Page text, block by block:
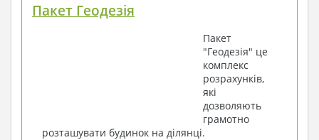
Пакет Геодезія
Пакет
"Геодезія" це
комплекс
розрахунків,
які
дозволяють
грамотно
розташувати будинок на ділянці.